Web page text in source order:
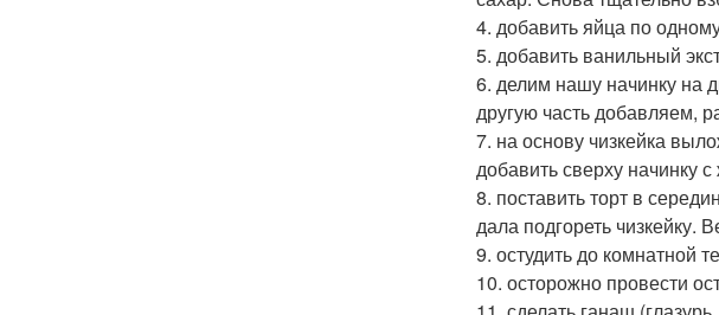
4. добавить яйца по
5. добавить ванильный
6. делим нашу начинку на
другую часть добавляем,
7. на основу чизкейка
добавить сверху начинку
8. поставить торт в
дала подгореть чизкейку.
9. остудить до комнатной
10. осторожно провести